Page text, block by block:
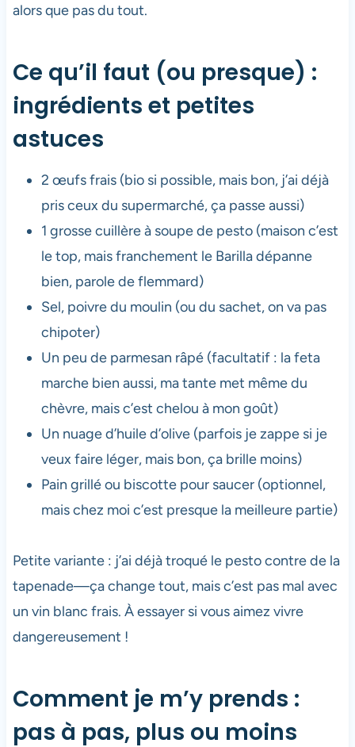
alors que pas du tout.
Ce qu’il faut (ou presque) :
ingrédients et petites
astuces
2 œufs frais (bio si possible, mais bon, j’ai déjà
pris ceux du supermarché, ça passe aussi)
1 grosse cuillère à soupe de pesto (maison c’est
le top, mais franchement le Barilla dépanne
bien, parole de flemmard)
Sel, poivre du moulin (ou du sachet, on va pas
chipoter)
Un peu de parmesan râpé (facultatif : la feta
marche bien aussi, ma tante met même du
chèvre, mais c’est chelou à mon goût)
Un nuage d’huile d’olive (parfois je zappe si je
veux faire léger, mais bon, ça brille moins)
Pain grillé ou biscotte pour saucer (optionnel,
mais chez moi c’est presque la meilleure partie)
Petite variante : j’ai déjà troqué le pesto contre de la
tapenade—ça change tout, mais c’est pas mal avec
un vin blanc frais. À essayer si vous aimez vivre
dangereusement !
Comment je m’y prends :
pas à pas, plus ou moins